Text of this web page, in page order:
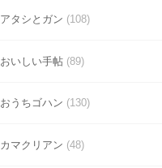
アタシとガン (108)
おいしい手帖(89)
おうちゴハン (130)
カマクリアン (48)